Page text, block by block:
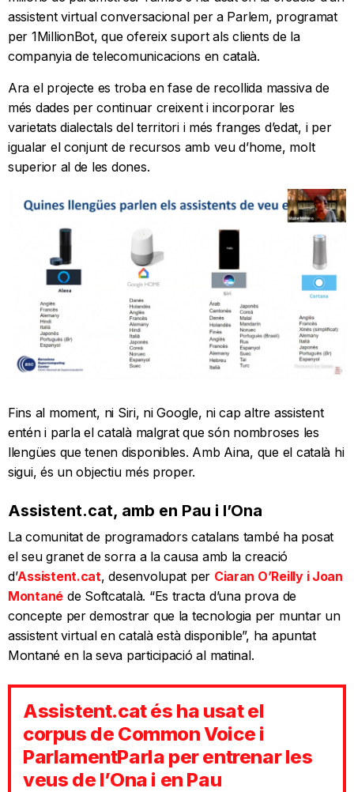
assistent virtual conversacional per a Parlem, programat
per 1MillionBot, que ofereix suport als clients de la
companyia de telecomunicacions en català.
Ara el projecte es troba en fase de recollida massiva de
més dades per continuar creixent i incorporar les
varietats dialectals del territori i més franges d’edat, i per
igualar el conjunt de recursos amb veu d’home, molt
superior al de les dones.
Fins al moment, ni Siri, ni Google, ni cap altre assistent
entén i parla el català malgrat que són nombroses les
llengües que tenen disponibles. Amb Aina, que el català hi
sigui, és un objectiu més proper.
Assistent.cat, amb en Pau i l’Ona
La comunitat de programadors catalans també ha posat
el seu granet de sorra a la causa amb la creació
d’Assistent.cat, desenvolupat per Ciaran O’Reilly i Joan
Montané de Softcatalà. “Es tracta d’una prova de
concepte per demostrar que la tecnologia per muntar un
assistent virtual en català està disponible”, ha apuntat
Montané en la seva participació al matinal.
Assistent.cat és ha usat el
corpus de Common Voice i
ParlamentParla per entrenar les
veus de l’Ona i en Pau